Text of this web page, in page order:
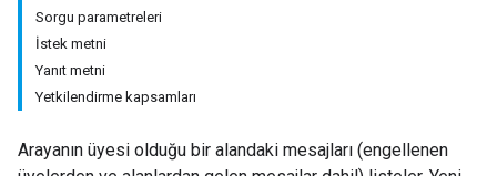
Sorgu parametreleri
İstek metni
Yanıt metni
Yetkilendirme kapsamları
Arayanın üyesi olduğu bir alandaki mesajları (engellenen